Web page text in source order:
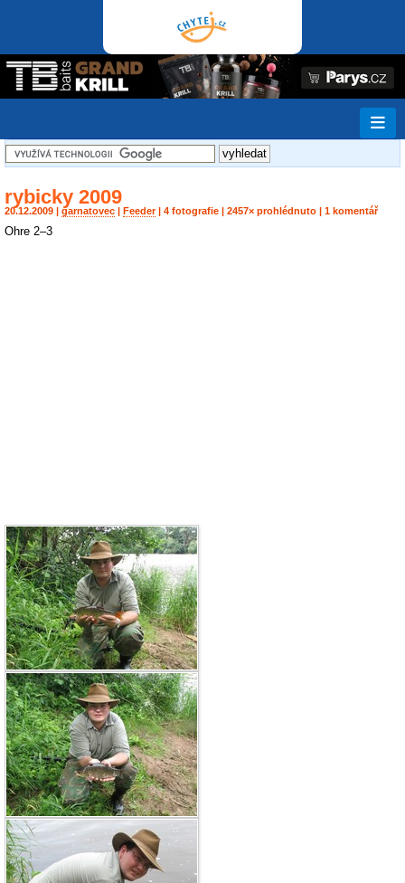
rybicky 2009
20.12.2009 | garnatovec Feeder| 4 fotografie | 2457× prohlédnuto | 1 komentář
Ohre 2–3